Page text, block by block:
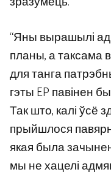
“Яны вырашылі
планы, а таксама
для танга
гэты EP павінен
Так што, калі ўсё
прыйшлося
якая была
мы не хацелі